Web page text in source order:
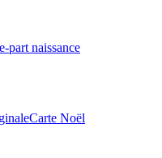
part naissance
Carte Noël